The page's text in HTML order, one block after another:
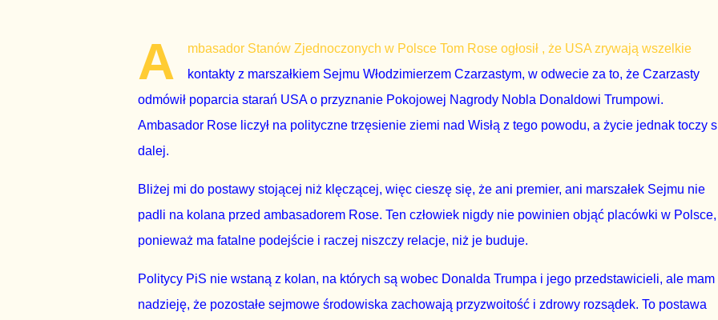
A
mbasador Stanów Zjednoczonych w Polsce Tom Rose ogłosił , że USA zrywają wszelkie
kontakty z marszałkiem Sejmu Włodzimierzem Czarzastym, w odwecie za to, że Czarzasty
odmówił poparcia starań USA o przyznanie Pokojowej Nagrody Nobla Donaldowi Trumpowi.
Ambasador Rose liczył na polityczne trzęsienie ziemi nad Wisłą z tego powodu, a życie jednak toczy
dalej.
Bliżej mi do postawy stojącej niż klęczącej, więc cieszę się, że ani premier, ani marszałek Sejmu nie
padli na kolana przed ambasadorem Rose. Ten człowiek nigdy nie powinien objąć placówki w Polsce,
ponieważ ma fatalne podejście i raczej niszczy relacje, niż je buduje.
Politycy PiS nie wstaną z kolan, na których są wobec Donalda Trumpa i jego przedstawicieli, ale mam
nadzieję, że pozostałe sejmowe środowiska zachowają przyzwoitość i zdrowy rozsądek. To postawa